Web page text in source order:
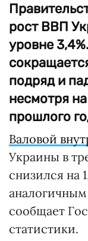
рост ВВП
уровне
подряд и
несмотря
прошлого
Валовой
Украины в
снизился на
сообщает
статистики.